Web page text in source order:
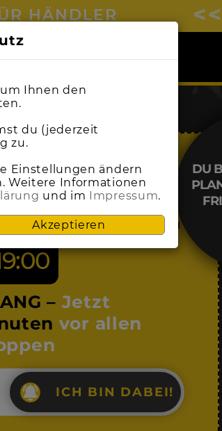
HÄNDLER
4
3
3 5
5
4
DU
BEIM
SALE
– Jetzt
vor allen
ICH BIN DABEI!
Ihnen den
du (jederzeit
zu.
Einstellungen ändern
Weitere Informationen
und im Impressum.
Akzeptieren